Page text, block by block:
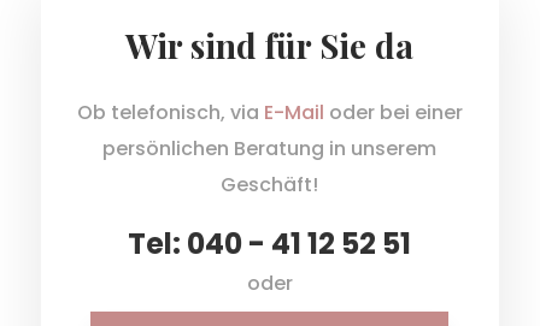
Wir sind für Sie da
Ob telefonisch, via E-Mail oder bei einer
persönlichen Beratung in unserem
Geschäft!
Tel: 040 - 41 12 52 51
oder